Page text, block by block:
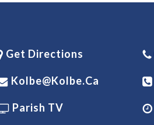
Get Directions
Kolbe@kolbe.ca
Parish TV